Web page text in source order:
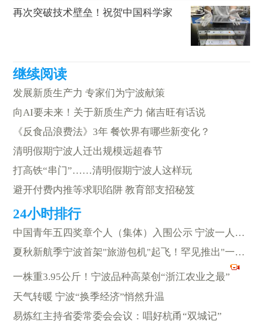
再次突破技术壁垒！祝贺中国科学家
发展新质生产力 专家们为宁波献策
向AI要未来！关于新质生产力 储吉旺有话说
《反食品浪费法》3年 餐饮界有哪些新变化？
清明假期宁波人迁出规模远超春节
打高铁“串门”……清明假期宁波人这样玩
避开付费内推等求职陷阱 教育部支招秘笈
中国青年五四奖章个人（集体）入围公示 宁波一人上榜
夏秋新航季宁波首架"旅游包机"起飞！罕见推出"一团三导"模式
一株重3.95公斤！宁波品种高菜创“浙江农业之最”
天气转暖 宁波“换季经济”悄然升温
易炼红主持省委常委会会议：唱好杭甬“双城记”